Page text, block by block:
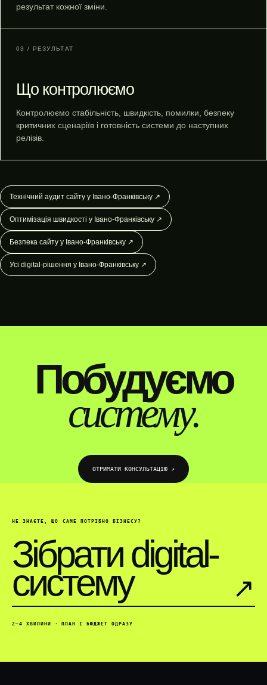
результат кожної зміни.
03 / РЕЗУЛЬТАТ
Що контролюємо
Контролюємо стабільність, швидкість, помилки, безпеку
критичних сценаріїв і готовність системи до наступних
релізів.
Технічний аудит сайту у Івано-Франківську ↗
Оптимізація швидкості у Івано-Франківську ↗
Безпека сайту у Івано-Франківську ↗
Усі digital-рішення у Івано-Франківську ↗
Побудуємо
систему.
ОТРИМАТИ КОНСУЛЬТАЦІЮ ↗︎
НЕ ЗНАЄТЕ, ЩО САМЕ ПОТРІБНО БІЗНЕСУ?
Зібрати digital-
систему ↗︎
2–4 ХВИЛИНИ · ПЛАН І БЮДЖЕТ ОДРАЗУ